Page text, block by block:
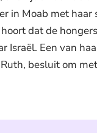
in Moab met haar
dat de
Israël. Een van
besluit om